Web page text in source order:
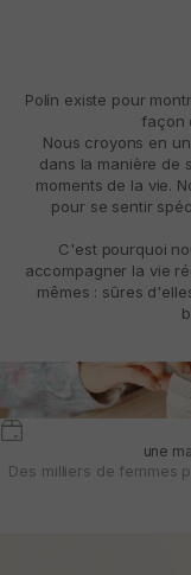
Polín existe pour
façon
Nous croyons en
dans la manière de
moments de la vie.
pour se sentir
C'est pourquoi
accompagner la vie
mêmes : sûres
une
Des milliers de femmes